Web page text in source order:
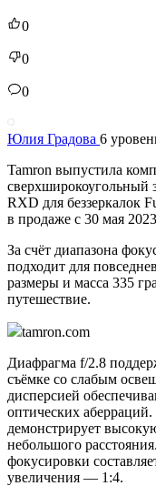
0
0
0
Юлия Градова 6
Tamron выпустила
сверхширокоугольный
RXD для беззеркалок
в продаже с 30 мая
За счёт диапазона
подходит для
размеры и масса 335
путешествие.
tamron.com
Диафрагма f/2.8
съёмке со слабым
дисперсией
оптических
демонстрирует
небольшого
фокусировки
увеличения — 1:4.